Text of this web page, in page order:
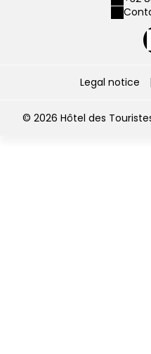
Legal notice |
© 2026 Hôtel des